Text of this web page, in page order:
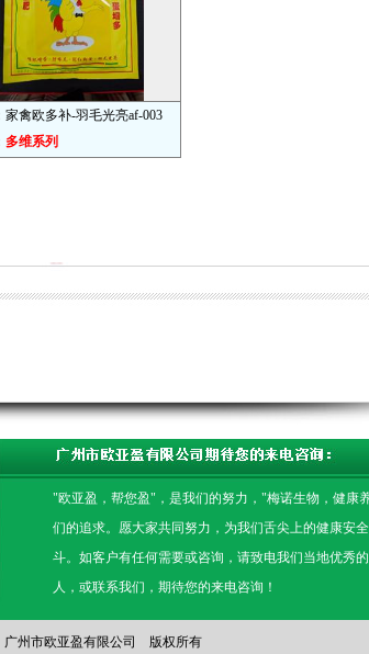
家禽欧多补-羽毛光亮af-003
多维系列
"欧亚盈，帮您盈"，是我们的努力，"梅诺生物，健康
们的追求。愿大家共同努力，为我们舌尖上的健康安
斗。如客户有任何需要或咨询，请致电我们当地优秀
人，或联系我们，期待您的来电咨询！
广州市欧亚盈有限公司 版权所有